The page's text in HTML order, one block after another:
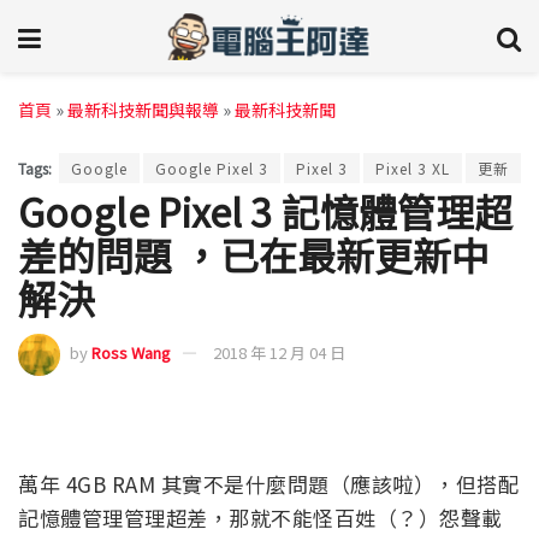
首頁 »最新科技新聞與報導 »最新科技新聞
Tags: Google Google Pixel 3 Pixel 3 Pixel 3 XL 更新
Google Pixel 3 記憶體管理超
差的問題 ，已在最新更新中
解決
byRoss Wang 2018 年 12 月 04 日
萬年 4GB RAM 其實不是什麼問題（應該啦），但搭配
記憶體管理管理超差，那就不能怪百姓（？）怨聲載